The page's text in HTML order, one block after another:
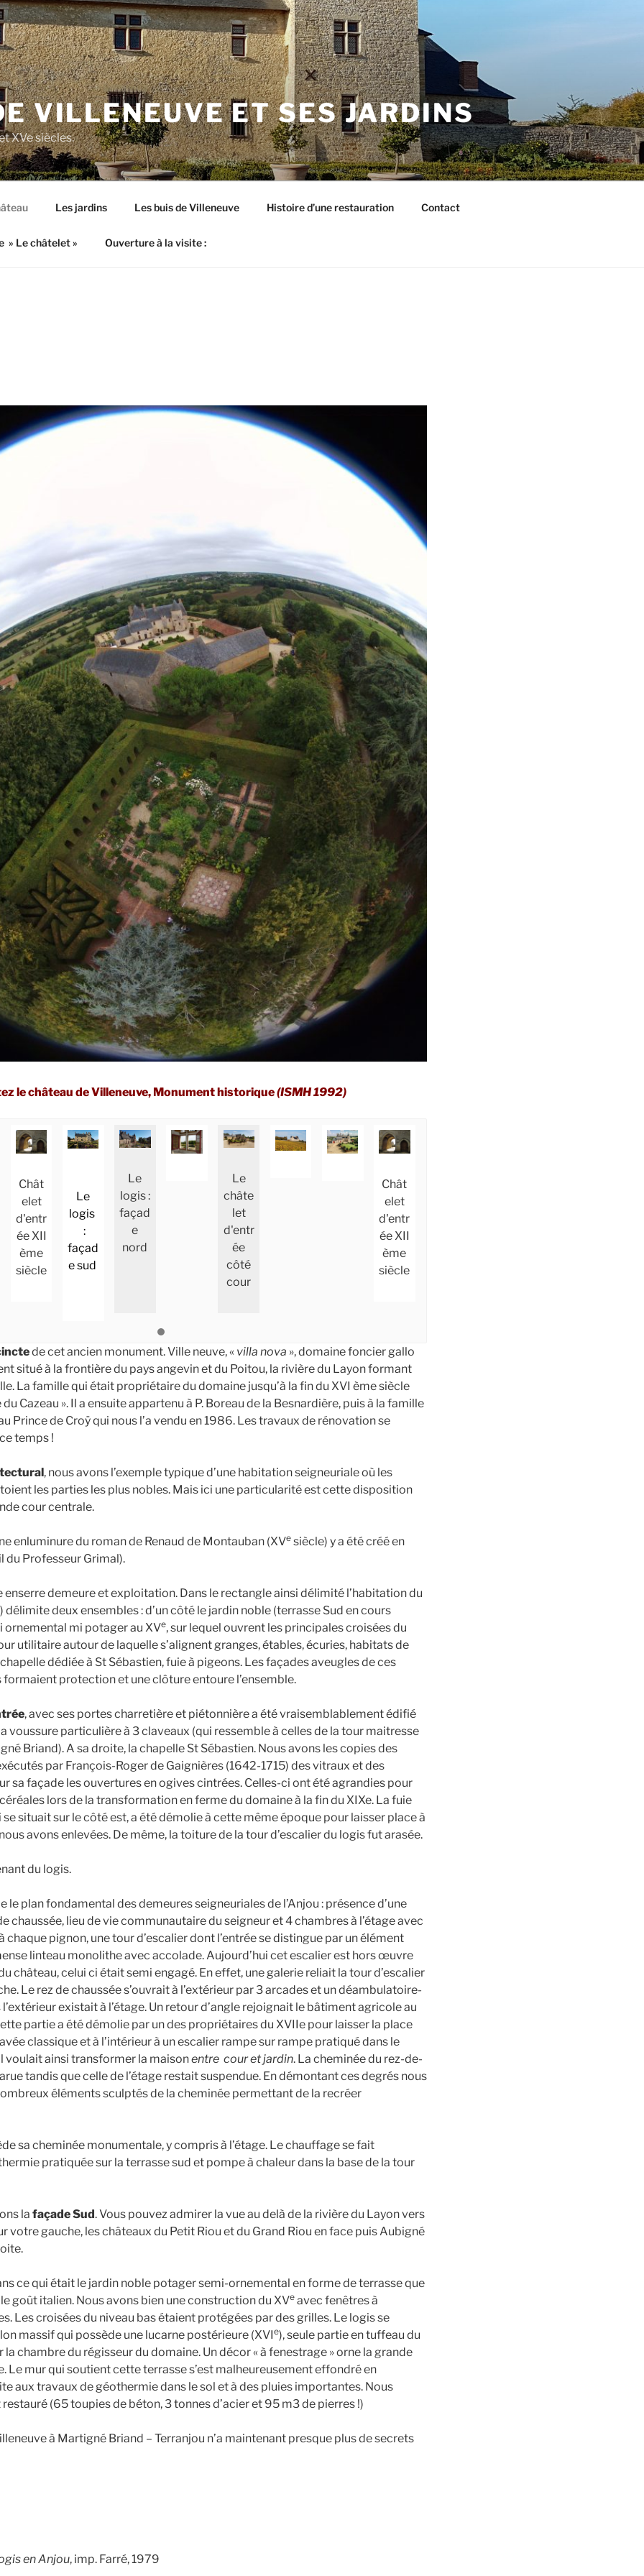
VILLENEUVE ET SES JARDINS
XVe siècles.
Les jardins Les buis de Villeneuve Histoire d’une restauration Contact
» Le châtelet » Ouverture à la visite :
le château de Villeneuve, Monument historique(ISMH 1992)
Chât
elet
d'entr
ée XII
ème
siècle
Le
logis
:
façad
e sud
Le
logis :
façad
e
nord
Le
châte
let
d'entr
ée
côté
cour
Chât
elet
d'entr
ée XII
ème
siècle
de cet ancien monument. Ville neuve, « villa nova », domaine foncier gallo
situé à la frontière du pays angevin et du Poitou, la rivière du Layon formant
La famille qui était propriétaire du domaine jusqu’à la fin du XVI ème siècle
Cazeau ». Il a ensuite appartenu à P. Boreau de la Besnardière, puis à la famille
Prince de Croÿ qui nous l’a vendu en 1986. Les travaux de rénovation se
temps !
, nous avons l’exemple typique d’une habitation seigneuriale où les
les parties les plus nobles. Mais ici une particularité est cette disposition
cour centrale.
enluminure du roman de Renaud de Montauban (XVe siècle) y a été créé en
du Professeur Grimal).
enserre demeure et exploitation. Dans le rectangle ainsi délimité l’habitation du
délimite deux ensembles : d’un côté le jardin noble (terrasse Sud en cours
ornemental mi potager au XVe, sur lequel ouvrent les principales croisées du
utilitaire autour de laquelle s’alignent granges, étables, écuries, habitats de
dédiée à St Sébastien, fuie à pigeons. Les façades aveugles de ces
protection et une clôture entoure l’ensemble.
, avec ses portes charretière et piétonnière a été vraisemblablement édifié
voussure particulière à 3 claveaux (qui ressemble à celles de la tour maitresse
Briand). A sa droite, la chapelle St Sébastien. Nous avons les copies des
par François-Roger de Gaignières (1642-1715) des vitraux et des
sa façade les ouvertures en ogives cintrées. Celles-ci ont été agrandies pour
lors de la transformation en ferme du domaine à la fin du XIXe. La fuie
se situait sur le côté est, a été démolie à cette même époque pour laisser place à
avons enlevées. De même, la toiture de la tour d’escalier du logis fut arasée.
du logis.
le plan fondamental des demeures seigneuriales de l’Anjou : présence d’une
chaussée, lieu de vie communautaire du seigneur et 4 chambres à l’étage avec
chaque pignon, une tour d’escalier dont l’entrée se distingue par un élément
linteau monolithe avec accolade. Aujourd’hui cet escalier est hors œuvre
château, celui ci était semi engagé. En effet, une galerie reliait la tour d’escalier
Le rez de chaussée s’ouvrait à l’extérieur par 3 arcades et un déambulatoire-
existait à l’étage. Un retour d’angle rejoignait le bâtiment agricole au
partie a été démolie par un des propriétaires du XVIIe pour laisser la place
classique et à l’intérieur à un escalier rampe sur rampe pratiqué dans le
voulait ainsi transformer la maisonentre cour et jardin. La cheminée du rez-de-
tandis que celle de l’étage restait suspendue. En démontant ces degrés nous
éléments sculptés de la cheminée permettant de la recréer
sa cheminée monumentale, y compris à l’étage. Le chauffage se fait
pratiquée sur la terrasse sud et pompe à chaleur dans la base de la tour
la façade Sud. Vous pouvez admirer la vue au delà de la rivière du Layon vers
votre gauche, les châteaux du Petit Riou et du Grand Riou en face puis Aubigné
ce qui était le jardin noble potager semi-ornemental en forme de terrasse que
goût italien. Nous avons bien une construction du XVe avec fenêtres à
Les croisées du niveau bas étaient protégées par des grilles. Le logis se
massif qui possède une lucarne postérieure (XVIe), seule partie en tuffeau du
la chambre du régisseur du domaine. Un décor « à fenestrage » orne la grande
Le mur qui soutient cette terrasse s’est malheureusement effondré en
aux travaux de géothermie dans le sol et à des pluies importantes. Nous
(65 toupies de béton, 3 tonnes d’acier et 95 m3 de pierres !)
à Martigné Briand – Terranjou n’a maintenant presque plus de secrets
en Anjou, imp. Farré, 1979